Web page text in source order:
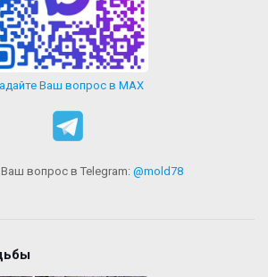
Ваш вопрос в MAX
вопрос в Telegram: @mold78